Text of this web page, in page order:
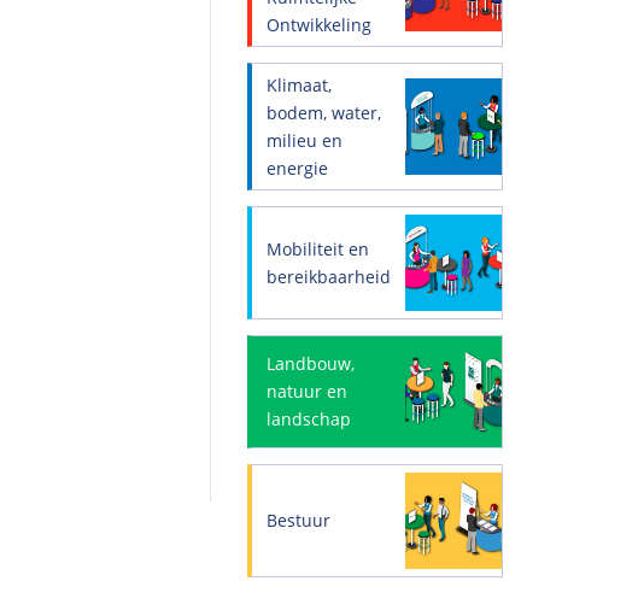
Ontwikkeling
Klimaat,
bodem, water,
milieu en
energie
Mobiliteit en
bereikbaarheid
Landbouw,
natuur en
landschap
Bestuur